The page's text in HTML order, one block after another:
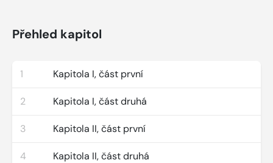
Přehled kapitol
1 Kapitola I, část první
2 Kapitola I, část druhá
3 Kapitola II, část první
4 Kapitola II, část druhá